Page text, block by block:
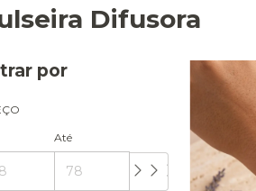
Difusora
por
Até